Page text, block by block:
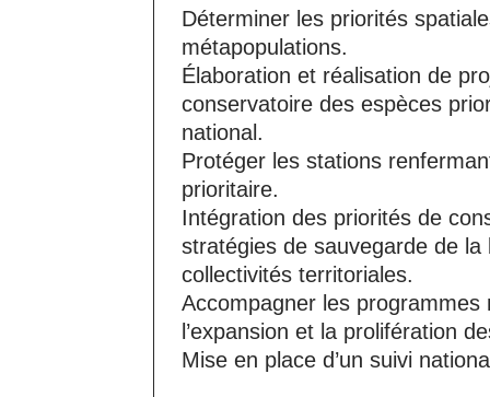
Déterminer les priorités
métapopulations.
Élaboration et réalisation de
conservatoire des espèces
national.
Protéger les stations
prioritaire.
Intégration des priorités de
stratégies de sauvegarde de la
collectivités territoriales.
Accompagner les
l’expansion et la prolifération
Mise en place d’un suivi